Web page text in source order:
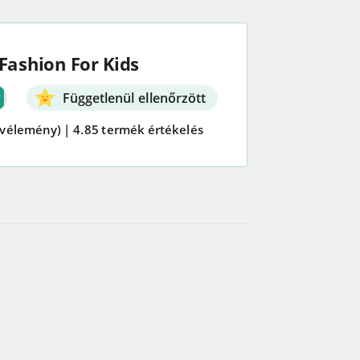
For Kids
Függetlenül ellenőrzött
|4.85 termék értékelés